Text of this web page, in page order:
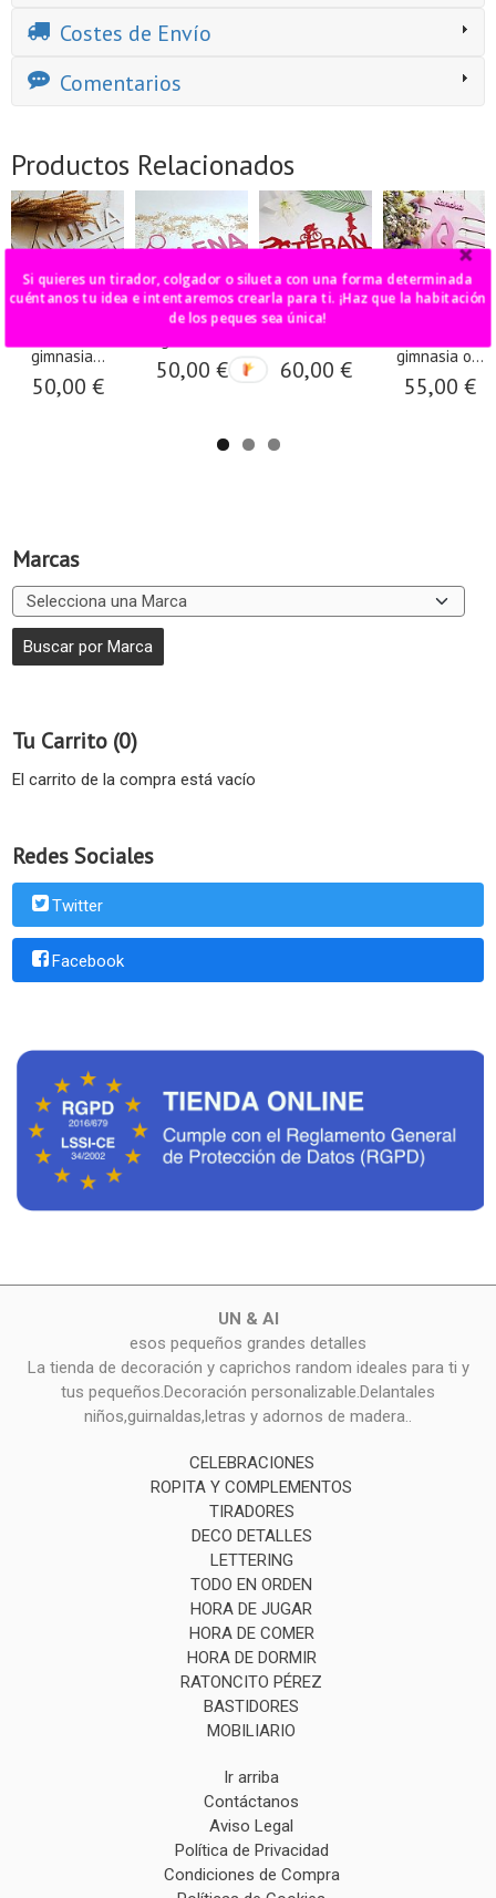
Marcas
Tu Carrito (0)
El carrito de la compra está vacío
Redes Sociales
Twitter
Facebook
Costes de Envío
Comentarios
Productos Relacionados
gimnasia...
50,00 €
medallero aros
50,00 €
medallero
60,00 € gimnasia o...
55,00 €
UN & AI
esos pequeños grandes detalles
La tienda de decoración y caprichos random ideales para ti y
tus pequeños.Decoración personalizable.Delantales
niños,guirnaldas,letras y adornos de madera..
CELEBRACIONES
ROPITA Y COMPLEMENTOS
TIRADORES
DECO DETALLES
LETTERING
TODO EN ORDEN
HORA DE JUGAR
HORA DE COMER
HORA DE DORMIR
RATONCITO PÉREZ
BASTIDORES
MOBILIARIO
Ir arriba
Contáctanos
Aviso Legal
Política de Privacidad
Condiciones de Compra
Si quieres un tirador, colgador o silueta con una forma determinada
cuéntanos tu idea e intentaremos crearla para ti. ¡Haz que la habitación
de los peques sea única!